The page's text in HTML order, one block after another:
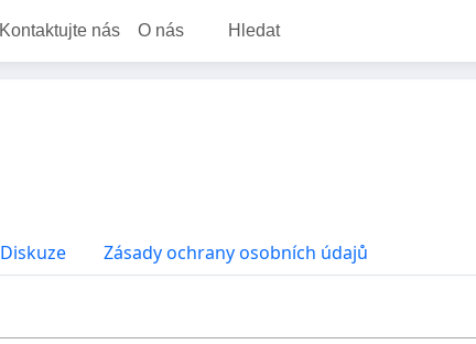
Kontaktujte nás O nás Hledat
Diskuze Zásady ochrany osobních údajů